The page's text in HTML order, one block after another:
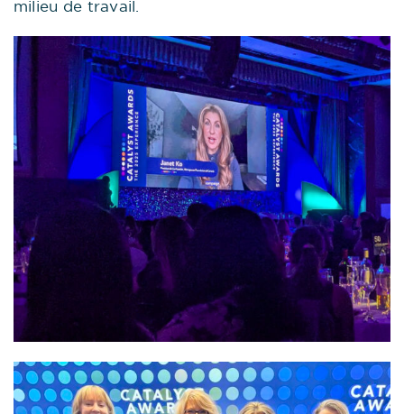
milieu de travail.